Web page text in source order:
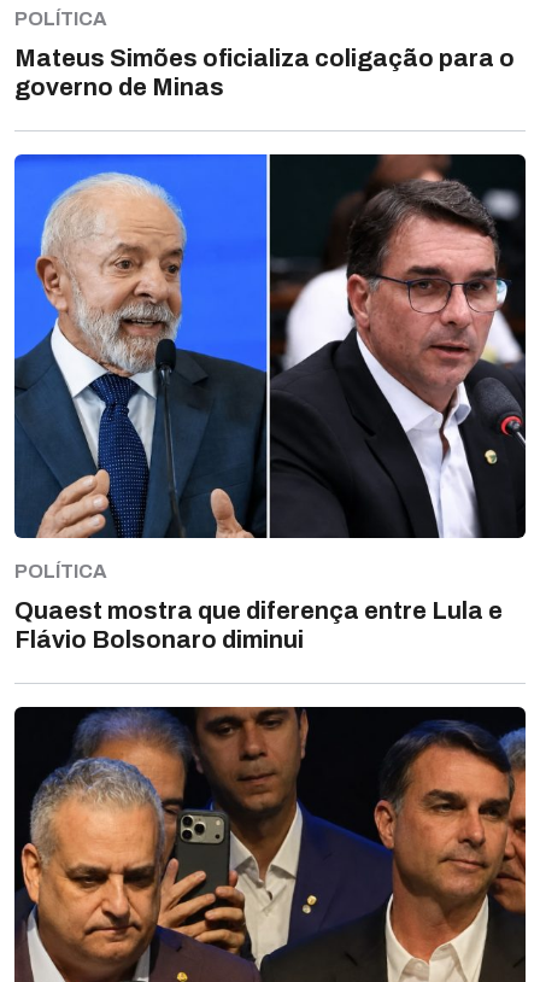
POLÍTICA
Mateus Simões oficializa coligação para o
governo de Minas
POLÍTICA
Quaest mostra que diferença entre Lula e
Flávio Bolsonaro diminui